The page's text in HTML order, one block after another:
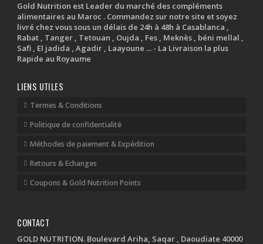
Gold Nutrition est Leader du marché des compléments
alimentaires au Maroc . Commandez sur notre site et soyez
livré chez vous sous un délais de 24h à 48h à Casablanca ,
Rabat , Tanger , Tetouan , Oujda , Fes , Meknès , béni mellal ,
Safi , El jadida , Agadir , Laayoune ... - La Livraison la plus
Rapide au Royaume
LIENS UTILES
Termes & Conditions
Politique de confidentialité
Méthodes de paiement & Expédition
Retours & Echanges
Coupons & Gold Nutrition Points
CONTACT
GOLD NUTRITION. Boulevard Ariha, Saqar , Daoudiate 40000